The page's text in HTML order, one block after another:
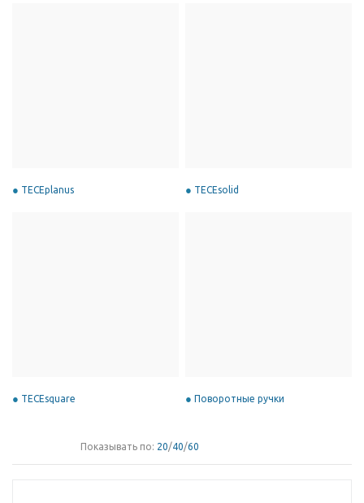
TECEplanus TECEsolid
TECEsquare Поворотные ручки
Показывать по: 20/40/60